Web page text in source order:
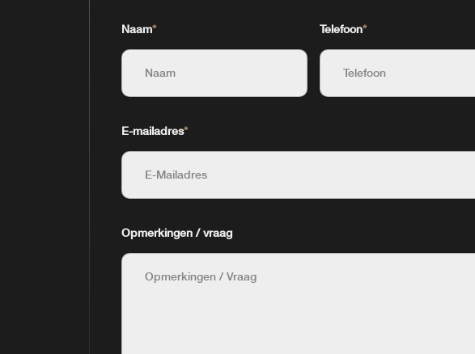
Naam* Telefoon*
E-mailadres*
Opmerkingen / vraag